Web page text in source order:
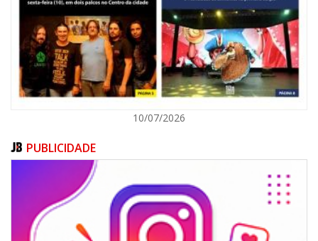
POLÍTICA
10/07/2026
PUBLICIDADE